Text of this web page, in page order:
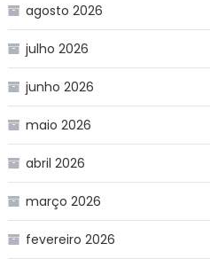
agosto 2026
julho 2026
junho 2026
maio 2026
abril 2026
março 2026
fevereiro 2026